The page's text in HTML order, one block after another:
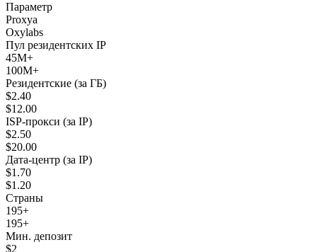
Параметр
Proxya
Oxylabs
Пул резидентских IP
45M+
100M+
Резидентские (за ГБ)
$2.40
$12.00
ISP-прокси (за IP)
$2.50
$20.00
Дата-центр (за IP)
$1.70
$1.20
Страны
195+
195+
Мин. депозит
$2